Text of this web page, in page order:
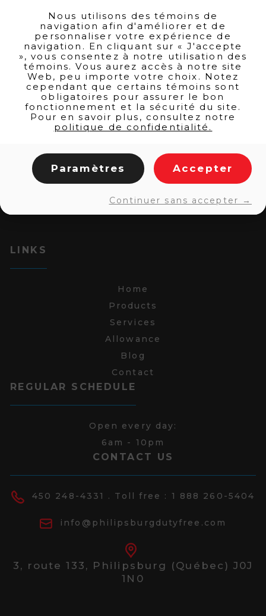
BACK TO PRODUCTS
LINKS
Home
Products
Services
Allowance
Blog
Contact
REGULAR SCHEDULE
Open every day:
6am - 10pm
CONTACT US
450 248-4331 . Toll free : 1 888 260-5404
info@philipsburgdutyfree.com
3, route 133, Philipsburg (Québec) J0J
1N0
Nous utilisons des témoins de
navigation afin d'améliorer et de
personnaliser votre expérience de
navigation. En cliquant sur « J'accepte
», vous consentez à notre utilisation des
témoins. Vous aurez accès à notre site
Web, peu importe votre choix. Notez
cependant que certains témoins sont
obligatoires pour assurer le bon
fonctionnement et la sécurité du site.
Pour en savoir plus, consultez notre
politique de confidentialité.
Paramètres Accepter
Continuer sans accepter →